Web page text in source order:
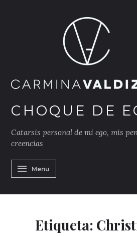
CHOQUE DE
Catarsis personal de mi ego, mis
creencias
Menu
Etiqueta: